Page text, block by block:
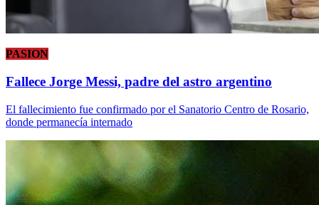
PASION
Fallece Jorge Messi, padre del astro argentino
El fallecimiento fue confirmado por el Sanatorio Centro de Rosario,
donde permanecía internado